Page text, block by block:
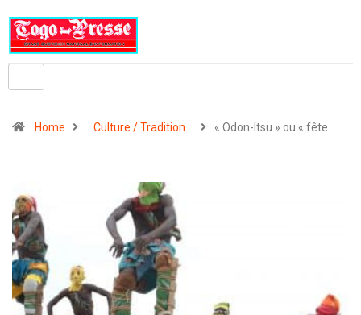
Home Culture / Tradition « Odon-Itsu » ou « fête…